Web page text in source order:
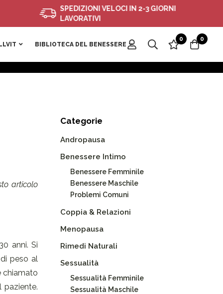
SPEDIZIONI VELOCI IN 2-3 GIORNI
LAVORATIVI
BIBLIOTECA DEL BENESSERE
0 0
articolo
anni. Si
peso al
chiamato
paziente.
Categorie
Andropausa
Benessere Intimo
Benessere Femminile
Benessere Maschile
Problemi Comuni
Coppia & Relazioni
Menopausa
Rimedi Naturali
Sessualità
Sessualità Femminile
Sessualità Maschile